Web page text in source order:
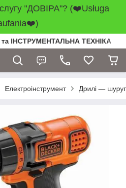
"ДОВІРА"? (❤️Usługa
та ІНСТРУМЕНТАЛЬНА ТЕХНІКА
Електроінструмент Дрилі —